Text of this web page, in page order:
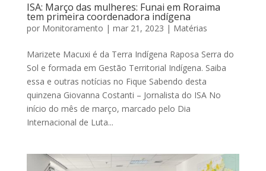
ISA: Março das mulheres: Funai em Roraima
tem primeira coordenadora indígena
por Monitoramento | mar 21, 2023 | Matérias
Marizete Macuxi é da Terra Indígena Raposa Serra do
Sol e formada em Gestão Territorial Indígena. Saiba
essa e outras notícias no Fique Sabendo desta
quinzena Giovanna Costanti – Jornalista do ISA No
início do mês de março, marcado pelo Dia
Internacional de Luta...